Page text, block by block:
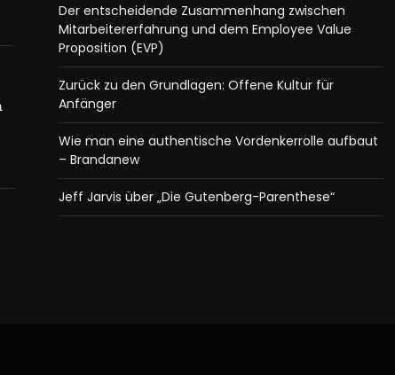
Der entscheidende Zusammenhang zwischen
Mitarbeitererfahrung und dem Employee Value
Proposition (EVP)
Zurück zu den Grundlagen: Offene Kultur für
Anfänger
Wie man eine authentische Vordenkerrolle aufbaut
– Brandanew
Jeff Jarvis über „Die Gutenberg-Parenthese“